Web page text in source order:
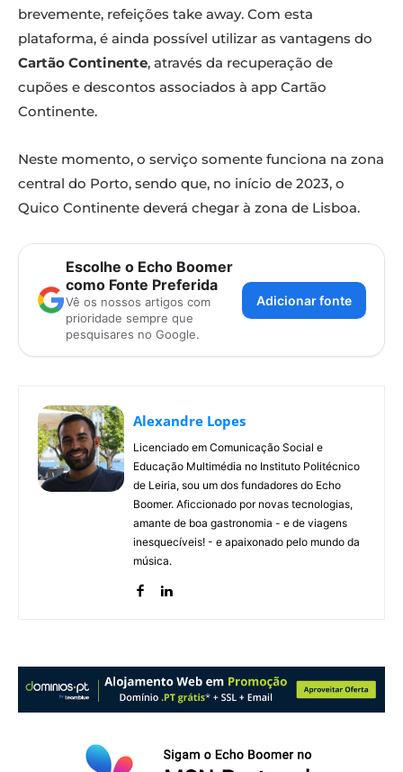
brevemente, refeições take away. Com esta
plataforma, é ainda possível utilizar as vantagens do
Cartão Continente, através da recuperação de
cupões e descontos associados à app Cartão
Continente.
Neste momento, o serviço somente funciona na zona
central do Porto, sendo que, no início de 2023, o
Quico Continente deverá chegar à zona de Lisboa.
Escolhe o Echo Boomer
como Fonte Preferida
Vê os nossos artigos com
prioridade sempre que
pesquisares no Google.
Adicionar fonte
Alexandre Lopes
Licenciado em Comunicação Social e
Educação Multimédia no Instituto Politécnico
de Leiria, sou um dos fundadores do Echo
Boomer. Aficcionado por novas tecnologias,
amante de boa gastronomia - e de viagens
inesquecíveis! - e apaixonado pelo mundo da
música.